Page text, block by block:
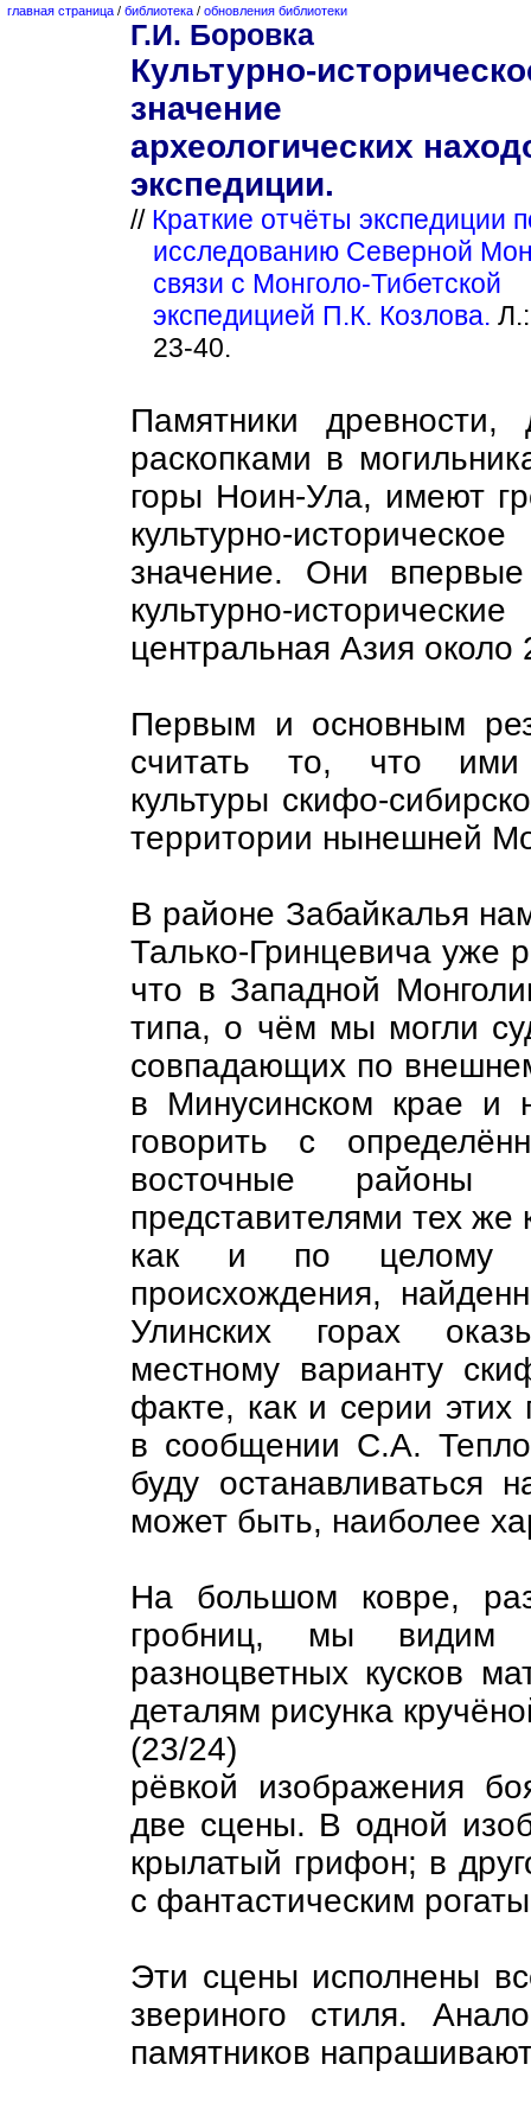
главная страница / библиотека / обновления библиотеки
Г.И. Боровка
Культурно-
значение
археологических
экспедиции.
// Краткие отчёты экспедиции
исследованию Северной
связи с Монголо-Тибетской
экспедицией П.К. Козлова.
23-40.
Памятники древности,
раскопками в
горы Ноин-Ула, имеют
культурно-историческое
значение. Они
культурно-
центральная Азия около
Первым и основным
считать то, что ими
культуры скифо-
территории нынешней
В районе Забайкалья
Талько-Гринцевича уже
что в Западной
типа, о чём мы могли
совпадающих по
в Минусинском крае
говорить с
восточные районы
представителями тех же
как и по целому
происхождения,
Улинских горах
местному варианту
факте, как и серии этих
в сообщении С.А.
буду останавливаться
может быть, наиболее
На большом ковре,
гробниц, мы видим
разноцветных кусков
деталям рисунка
(23/24)
рёвкой изображения
две сцены. В одной
крылатый грифон; в
с фантастическим
Эти сцены исполнены
звериного стиля.
памятников